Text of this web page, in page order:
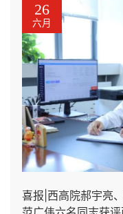
26
六月
喜报|西高院郝宇亮